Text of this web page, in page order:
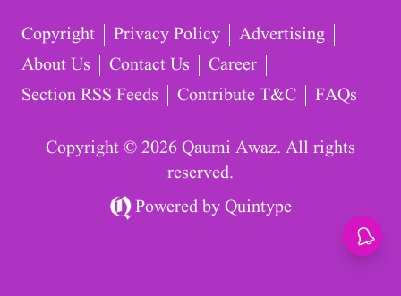
Copyright Privacy Policy
Advertising
About Us
Contact Us
Career
Section RSS Feeds
Contribute T&C FAQs
Copyright © 2026 Qaumi Awaz. All rights
reserved.
Powered byQuintype